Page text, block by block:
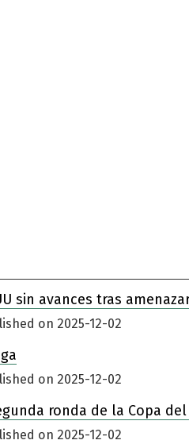
sin avances tras
on 2025-12-02
on 2025-12-02
ronda de la Copa del
on 2025-12-02